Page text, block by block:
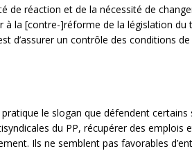
de réaction et de la nécessité de
à la [contre-]réforme de la législation
d’assurer un contrôle des conditions
le slogan que défendent certains
du PP, récupérer des emplois
Ils ne semblent pas favorables